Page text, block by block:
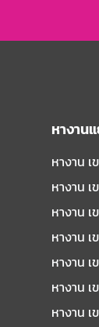
หางาน
หางาน
หางาน
หางาน
หางาน
หางาน
หางาน เ
หางาน เ